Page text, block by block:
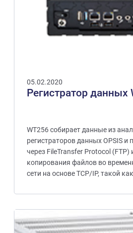
05.02.2020
Регистратор данных
WT256 собирает данные из
регистраторов данных OPSIS и
через FileTransfer Protocol (FTP)
копирования файлов во
сети на основе TCP/IP, такой